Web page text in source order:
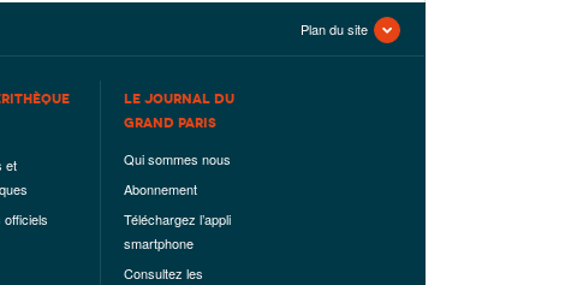
Plan du site
et
officiels
LE JOURNAL DU
GRAND PARIS
Qui sommes nous
Abonnement
Téléchargez l’appli
smartphone
Consultez les